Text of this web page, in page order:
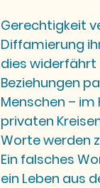
Gerechtigkeit
Diffamierung
dies widerfährt
Beziehungen
Menschen – im
privaten
Worte werden
Ein falsches
ein Leben aus